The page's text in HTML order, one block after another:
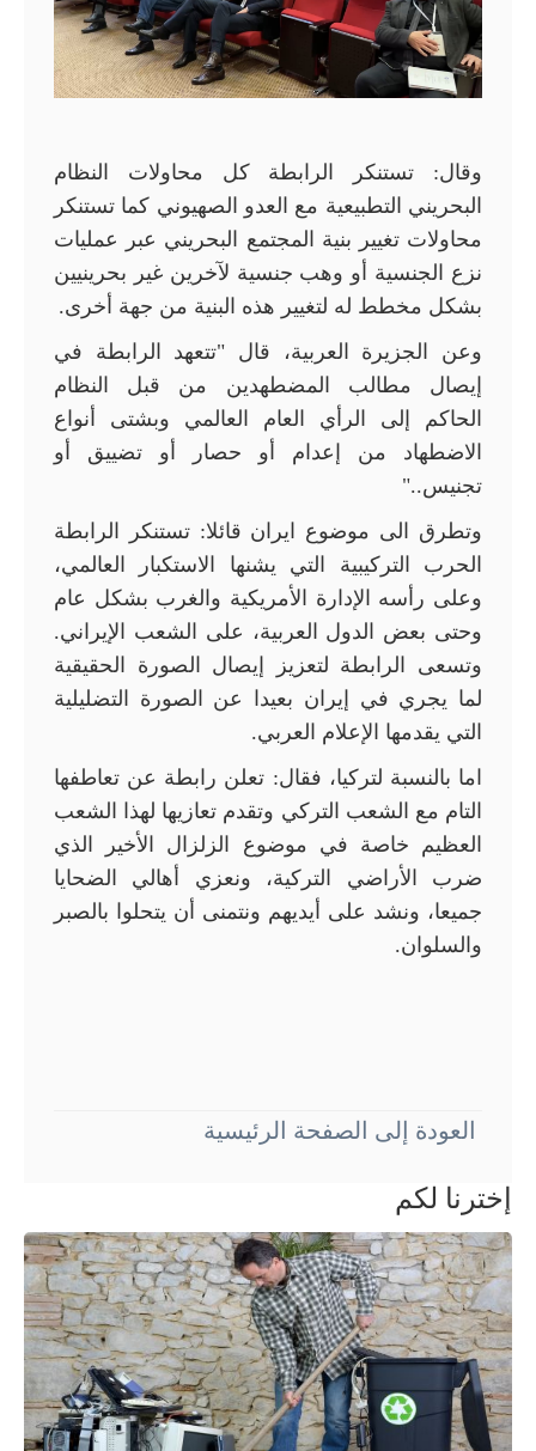
وقال: تستنكر الرابطة كل محاولات النظام
البحريني التطبيعية مع العدو الصهيوني كما تستنكر
محاولات تغيير بنية المجتمع البحريني عبر عمليات
نزع الجنسية أو وهب جنسية لآخرين غير بحرينيين
بشكل مخطط له لتغيير هذه البنية من جهة أخرى.
وعن الجزيرة العربية، قال "تتعهد الرابطة في
إيصال مطالب المضطهدين من قبل النظام
الحاكم إلى الرأي العام العالمي وبشتى أنواع
الاضطهاد من إعدام أو حصار أو تضييق أو
تجنيس.."
وتطرق الى موضوع ايران قائلا: تستنكر الرابطة
الحرب التركيبية التي يشنها الاستكبار العالمي،
وعلى رأسه الإدارة الأمريكية والغرب بشكل عام
وحتى بعض الدول العربية، على الشعب الإيراني.
وتسعى الرابطة لتعزيز إيصال الصورة الحقيقية
لما يجري في إيران بعيدا عن الصورة التضليلية
التي يقدمها الإعلام العربي.
اما بالنسبة لتركيا، فقال: تعلن رابطة عن تعاطفها
التام مع الشعب التركي وتقدم تعازيها لهذا الشعب
العظيم خاصة في موضوع الزلزال الأخير الذي
ضرب الأراضي التركية، ونعزي أهالي الضحايا
جميعا، ونشد على أيديهم ونتمنى أن يتحلوا بالصبر
والسلوان.
العودة إلى الصفحة الرئيسية
إخترنا لكم